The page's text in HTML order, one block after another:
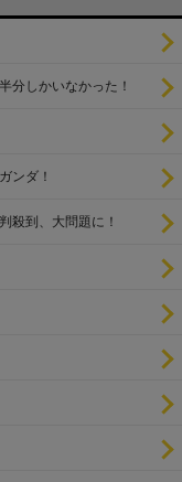
分しかいなかった！
ンダ！
殺到、大問題に！